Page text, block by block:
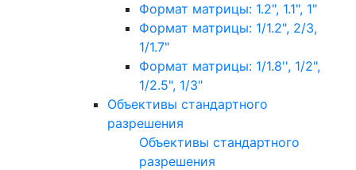
Формат матрицы: 1.2", 1.1", 1"
Формат матрицы: 1/1.2", 2/3,
1/1.7"
Формат матрицы: 1/1.8'', 1/2",
1/2.5", 1/3"
Объективы стандартного
разрешения
Объективы стандартного
разрешения